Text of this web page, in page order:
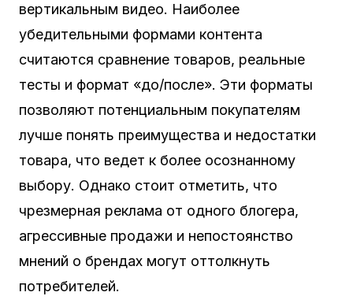
вертикальным видео. Наиболее
убедительными формами контента
считаются сравнение товаров, реальные
тесты и формат «до/после». Эти форматы
позволяют потенциальным покупателям
лучше понять преимущества и недостатки
товара, что ведет к более осознанному
выбору. Однако стоит отметить, что
чрезмерная реклама от одного блогера,
агрессивные продажи и непостоянство
мнений о брендах могут оттолкнуть
потребителей.